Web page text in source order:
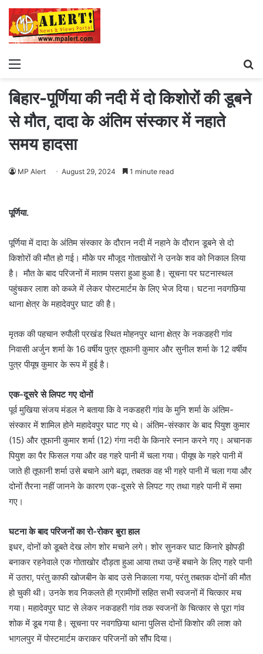
Menu
बिहार-पूर्णिया की नदी में दो किशोरों की डूबने
से मौत, दादा के अंतिम संस्कार में नहाते
समय हादसा
MP Alert August 29, 2024 1 minute read
पूर्णिया.
पूर्णिया में दादा के अंतिम संस्कार के दौरान नदी में नहाने के दौरान डूबने से दो
किशोरों की मौत हो गई। मौके पर मौजूद गोताखोरों ने उनके शव को निकाल लिया
है। मौत के बाद परिजनों में मातम पसरा हुआ हुआ है। सूचना पर घटनास्थल
पहुंचकर लाश को कब्जे में लेकर पोस्टमार्टम के लिए भेज दिया। घटना नवगछिया
थाना क्षेत्र के महादेवपुर घाट की है।
मृतक की पहचान रुपौली प्रखंड स्थित मोहनपुर थाना क्षेत्र के नकडहरी गांव
निवासी अर्जुन शर्मा के 16 वर्षीय पुत्र तूफानी कुमार और सुनील शर्मा के 12 वर्षीय
पुत्र पीयूष कुमार के रूप में हुई है।
एक-दूसरे से लिपट गए दोनों
पूर्व मुखिया संजय मंडल ने बताया कि वे नकडहरी गांव के मुनि शर्मा के अंतिम-
संस्कार में शामिल होने महादेवपुर घाट गए थे। अंतिम-संस्कार के बाद पियुश कुमार
(15) और तूफानी कुमार शर्मा (12) गंगा नदी के किनारे स्नान करने गए। अचानक
पियुश का पैर फिसल गया और वह गहरे पानी में चला गया। पीयूष के गहरे पानी में
जाते ही तूफानी शर्मा उसे बचाने आगे बढ़ा, तबतक वह भी गहरे पानी में चला गया और
दोनों तैरना नहीं जानने के कारण एक-दूसरे से लिपट गए तथा गहरे पानी में समा
गए।
घटना के बाद परिजनों का रो-रोकर बुरा हाल
इधर, दोनों को डूबते देख लोग शोर मचाने लगे। शोर सुनकर घाट किनारे झोपड़ी
बनाकर रहनेवाले एक गोताखोर दौड़ता हुआ आया तथा उन्हें बचाने के लिए गहरे पानी
में उतरा, परंतु काफी खोजबीन के बाद उसे निकाला गया, परंतु तबतक दोनों की मौत
हो चुकी थी। उनके शव निकलते ही ग्रामीणों सहित सभी स्वजनों में चित्कार मच
गया। महादेवपुर घाट से लेकर नकडहरी गांव तक स्वजनों के चित्कार से पूरा गांव
शोक में डूब गया है। सूचना पर नवगछिया थाना पुलिस दोनों किशोर की लाश को
भागलपुर में पोस्टमार्टम कराकर परिजनों को सौंप दिया।